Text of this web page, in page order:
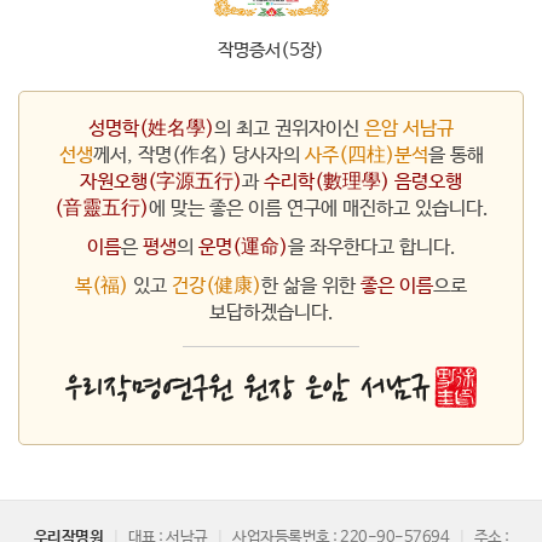
작명증서(5장)
성명학(姓名學)의 최고 권위자이신 은암 서남규
선생께서, 작명(作名) 당사자의 사주(四柱)분석을 통해
자원오행(字源五行)과수리학(數理學) 음령오행
(音靈五行)에 맞는 좋은 이름 연구에 매진하고 있습니다.
이름은 평생의 운명(運命)을 좌우한다고 합니다.
복(福) 있고 건강(健康)한 삶을 위한 좋은 이름으로
보답하겠습니다.
우리작명원 대표 : 서남규 사업자등록번호 : 220-90-57694 주소 :